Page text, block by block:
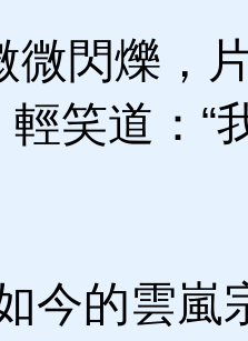
閃爍，
輕笑道：“
今的雲嵐